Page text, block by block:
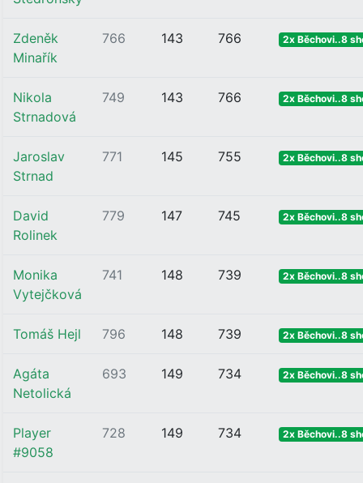
Zdeněk
Minařík
766 143 766 2x Běchovi..8
Nikola
Strnadová
749 143 766 2x Běchovi..8
Jaroslav
Strnad
771 145 755 2x Běchovi..8
David
Rolinek
779 147 745 2x Běchovi..8
Monika
Vytejčková
741 148 739 2x Běchovi..8
Tomáš Hejl 796 148 739 2x Běchovi..8
Agáta
Netolická
693 149 734 2x Běchovi..8
Player
#9058
728 149 734 2x Běchovi..8